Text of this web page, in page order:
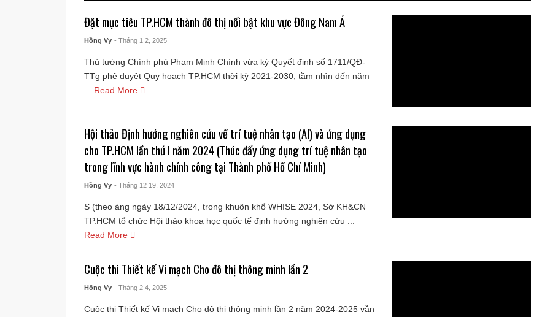
Đặt mục tiêu TP.HCM thành đô thị nổi bật khu vực Đông Nam Á
Hồng Vy - Tháng 1 2, 2025
Thủ tướng Chính phủ Phạm Minh Chính vừa ký Quyết định số 1711/QĐ-
TTg phê duyệt Quy hoạch TP.HCM thời kỳ 2021-2030, tầm nhìn đến năm
Read More
Hội thảo Định hướng nghiên cứu về trí tuệ nhân tạo (AI) và ứng dụng
cho TP.HCM lần thứ I năm 2024 (Thúc đẩy ứng dụng trí tuệ nhân tạo
trong lĩnh vực hành chính công tại Thành phố Hồ Chí Minh)
Hồng Vy - Tháng 12 19, 2024
S (theo áng ngày 18/12/2024, trong khuôn khổ WHISE 2024, Sở KH&CN
TP.HCM tổ chức Hội thảo khoa học quốc tế định hướng nghiên cứu ...
Read More
Cuộc thi Thiết kế Vi mạch Cho đô thị thông minh lần 2
Hồng Vy - Tháng 2 4, 2025
Cuộc thi Thiết kế Vi mạch Cho đô thị thông minh lần 2 năm 2024-2025 vẫn